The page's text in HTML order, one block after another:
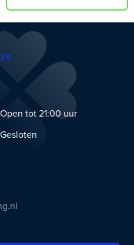
Open tot 21:00 uur
Gesloten